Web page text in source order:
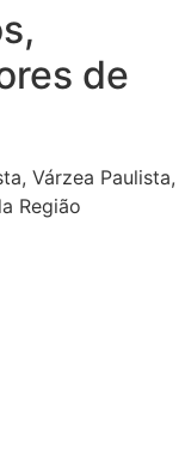
de
Várzea Paulista,
Região